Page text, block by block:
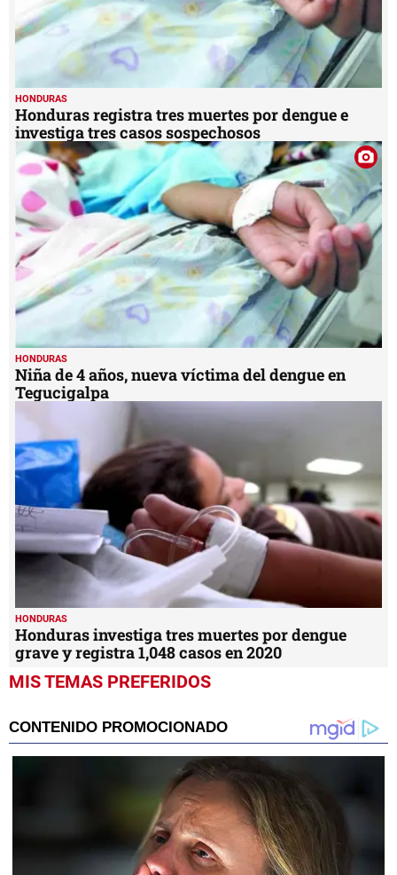
HONDURAS
Honduras registra tres muertes por dengue e
investiga tres casos sospechosos
HONDURAS
Niña de 4 años, nueva víctima del dengue en
Tegucigalpa
HONDURAS
Honduras investiga tres muertes por dengue
grave y registra 1,048 casos en 2020
MIS TEMAS PREFERIDOS